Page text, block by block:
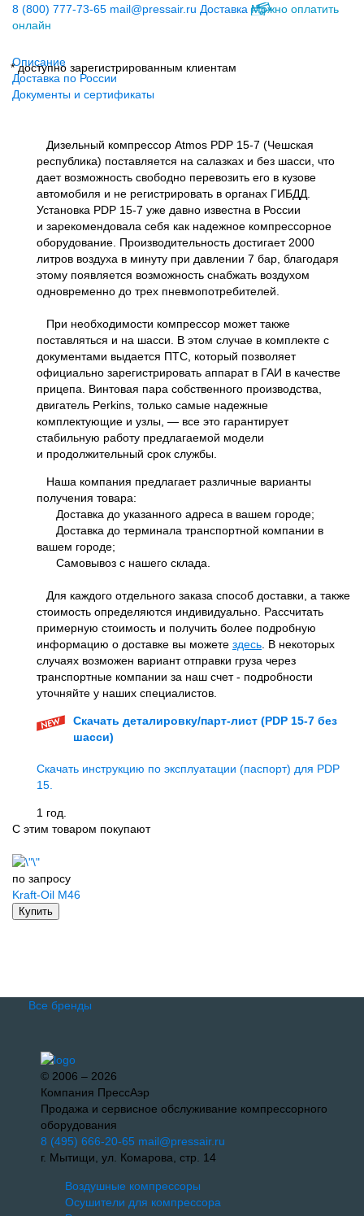
8 (800) 777-73-65 mail@pressair.ru Доставка Можно оплатить
онлайн
* доступно зарегистрированным клиентам
Описание
Доставка по России
Документы и сертификаты
Дизельный компрессор Atmos PDP 15-7 (Чешская
республика) поставляется на салазках и без шасси, что
дает возможность свободно перевозить его в кузове
автомобиля и не регистрировать в органах ГИБДД.
Установка PDP 15-7 уже давно известна в России
и зарекомендовала себя как надежное компрессорное
оборудование. Производительность достигает 2000
литров воздуха в минуту при давлении 7 бар, благодаря
этому появляется возможность снабжать воздухом
одновременно до трех пневмопотребителей.
При необходимости компрессор может также
поставляться и на шасси. В этом случае в комплекте с
документами выдается ПТС, который позволяет
официально зарегистрировать аппарат в ГАИ в качестве
прицепа. Винтовая пара собственного производства,
двигатель Perkins, только самые надежные
комплектующие и узлы, — все это гарантирует
стабильную работу предлагаемой модели
и продолжительный срок службы.
Наша компания предлагает различные варианты
получения товара:
Доставка до указанного адреса в вашем городе;
Доставка до терминала транспортной компании в
вашем городе;
Самовывоз с нашего склада.
Для каждого отдельного заказа способ доставки, а также
стоимость определяются индивидуально. Рассчитать
примерную стоимость и получить более подробную
информацию о доставке вы можете здесь . В некоторых
случаях возможен вариант отправки груза через
транспортные компании за наш счет - подробности
уточняйте у наших специалистов.
Скачать деталировку/парт-лист (PDP 15-7 без
шасси)
Скачать инструкцию по эксплуатации (паспорт) для PDP
15.
1 год.
С этим товаром покупают
по запросу
Kraft-Oil M46
Купить
Все бренды
© 2006 – 2026
Компания ПрессАэр
Продажа и сервисное обслуживание компрессорного
оборудования
8 (495) 666-20-65 mail@pressair.ru
г. Мытищи, ул. Комарова, стр. 14
Воздушные компрессоры
Осушители для компрессора